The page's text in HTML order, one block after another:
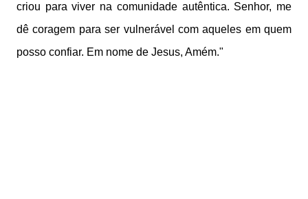
criou para viver na comunidade autêntica. Senhor, me
dê coragem para ser vulnerável com aqueles em quem
posso confiar. Em nome de Jesus, Amém."